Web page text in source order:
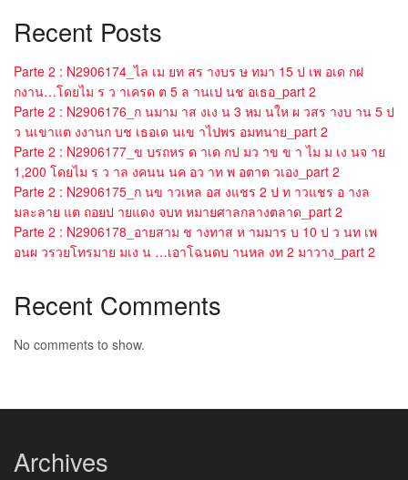
Recent Posts
Parte 2 : N2906174_ไล เม ยท สร างบร ษ ทมา 15 ป เพ อเด กฝ
กงาน…โดยไม ร ว าเครด ต 5 ล านเป นช อเธอ_part 2
Parte 2 : N2906176_ก นมาม าส งเง น 3 หม นให ผ วสร างบ าน 5 ป
ว นเขาแต งงานก บช เธอเด นเข าไปพร อมทนาย_part 2
Parte 2 : N2906177_ข บรถหร ด าเด กป มว าข ข า ไม ม เง นจ าย
1,200 โดยไม ร ว าล งคนน นค อว าท พ อตาต วเอง_part 2
Parte 2 : N2906175_ก นข าวเหล อส งแชร 2 ป ท าวแชร อ างล
มละลาย แต ถอยป ายแดง จบท หมายศาลกลางตลาด_part 2
Parte 2 : N2906178_อายสาม ช างทาส ห ามมาร บ 10 ป ว นท เพ
อนผ วรวยโทรมาย มเง น …เอาโฉนดบ านหล งท 2 มาวาง_part 2
Recent Comments
No comments to show.
Archives